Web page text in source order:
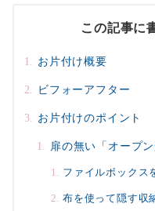
この記事に
お片付け概要
ビフォーアフター
お片付けのポイント
扉の無い「オープ
ファイルボックス
布を使って隠す収